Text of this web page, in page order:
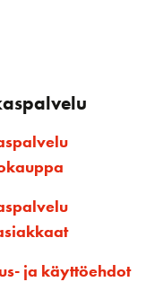
ja käyttöehdot